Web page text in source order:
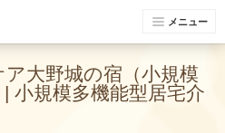
メニュー
大野城の宿（小規模
小規模多機能型居宅介